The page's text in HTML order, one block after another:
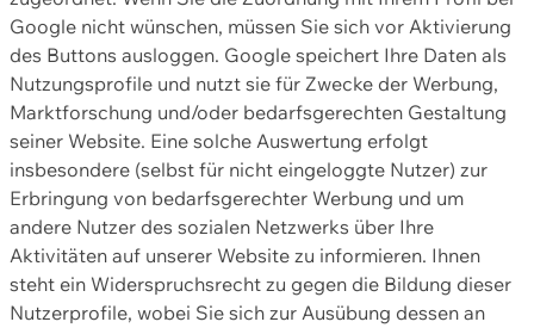
Google nicht wünschen, müssen Sie sich vor Aktivierung
des Buttons ausloggen. Google speichert Ihre Daten als
Nutzungsprofile und nutzt sie für Zwecke der Werbung,
Marktforschung und/oder bedarfsgerechten Gestaltung
seiner Website. Eine solche Auswertung erfolgt
insbesondere (selbst für nicht eingeloggte Nutzer) zur
Erbringung von bedarfsgerechter Werbung und um
andere Nutzer des sozialen Netzwerks über Ihre
Aktivitäten auf unserer Website zu informieren. Ihnen
steht ein Widerspruchsrecht zu gegen die Bildung dieser
Nutzerprofile, wobei Sie sich zur Ausübung dessen an